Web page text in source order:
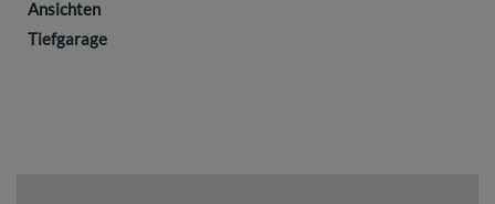
Ansichten
Tiefgarage